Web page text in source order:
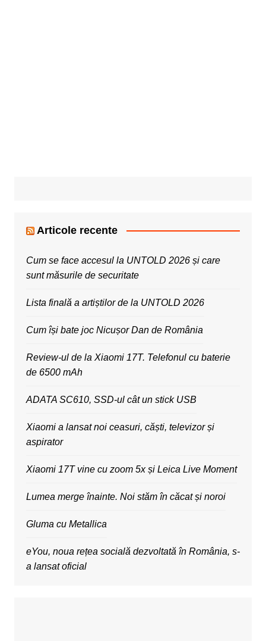
Articole recente
Cum se face accesul la UNTOLD 2026 și care
sunt măsurile de securitate
Lista finală a artiștilor de la UNTOLD 2026
Cum își bate joc Nicușor Dan de România
Review-ul de la Xiaomi 17T. Telefonul cu baterie
de 6500 mAh
ADATA SC610, SSD-ul cât un stick USB
Xiaomi a lansat noi ceasuri, căști, televizor și
aspirator
Xiaomi 17T vine cu zoom 5x și Leica Live Moment
Lumea merge înainte. Noi stăm în căcat și noroi
Gluma cu Metallica
eYou, noua rețea socială dezvoltată în România, s-
a lansat oficial